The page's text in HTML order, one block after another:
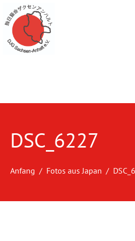
DSC_6227
Anfang Fotos aus Japan